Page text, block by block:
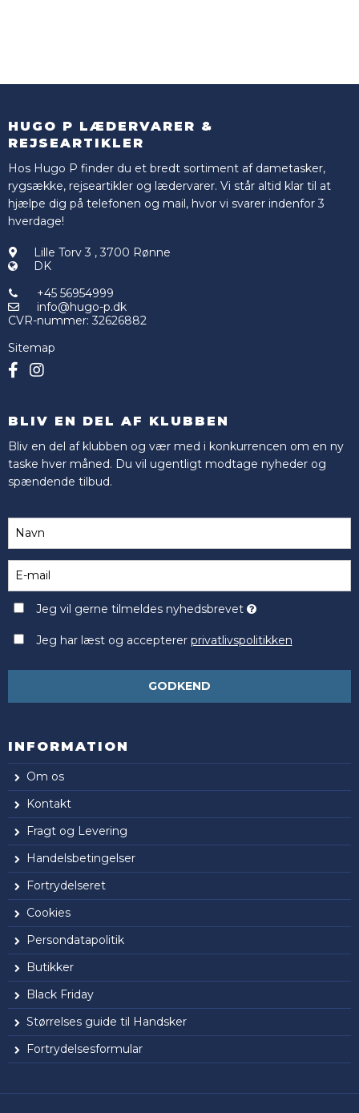
HUGO P LÆDERVARER &
REJSEARTIKLER
Hos Hugo P finder du et bredt sortiment af dametasker,
rygsække, rejseartikler og lædervarer. Vi står altid klar til at
hjælpe dig på telefonen og mail, hvor vi svarer indenfor 3
hverdage!
Lille Torv 3 ,3700 Rønne
DK
+45 56954999
info@hugo-p.dk
CVR-nummer: 32626882
Sitemap
BLIV EN DEL AF KLUBBEN
Bliv en del af klubben og vær med i konkurrencen om en ny
taske hver måned. Du vil ugentligt modtage nyheder og
spændende tilbud.
Jeg vil gerne tilmeldes nyhedsbrevet
Jeg har læst og accepterer privatlivspolitikken
GODKEND
INFORMATION
Om os
Kontakt
Fragt og Levering
Handelsbetingelser
Fortrydelseret
Cookies
Persondatapolitik
Butikker
Black Friday
Størrelses guide til Handsker
Fortrydelsesformular